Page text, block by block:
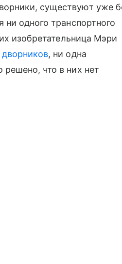
существуют уже
одного транспортного
изобретательница Мэри
дворников, ни одна
решено, что в них нет